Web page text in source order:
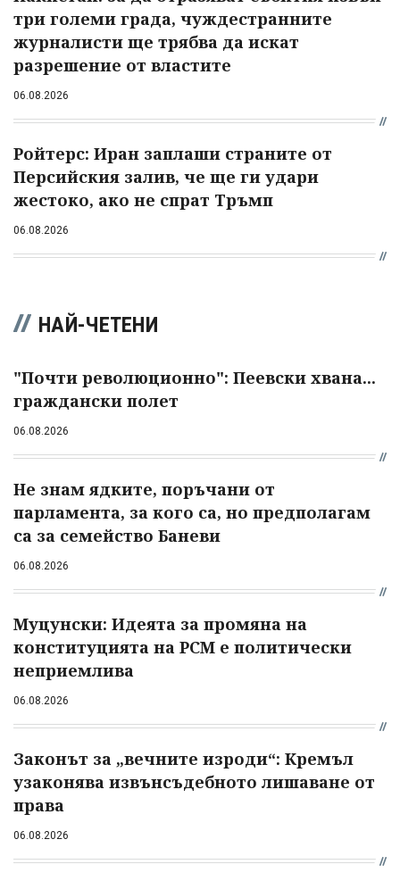
три големи града, чуждестранните
журналисти ще трябва да искат
разрешение от властите
06.08.2026
Ройтерс: Иран заплаши страните от
Персийския залив, че ще ги удари
жестоко, ако не спрат Тръмп
06.08.2026
НАЙ-ЧЕТЕНИ
"Почти революционно": Пеевски хвана...
граждански полет
06.08.2026
Не знам ядките, поръчани от
парламента, за кого са, но предполагам
са за семейство Баневи
06.08.2026
Муцунски: Идеята за промяна на
конституцията на РСМ е политически
неприемлива
06.08.2026
Законът за „вечните изроди“: Кремъл
узаконява извънсъдебното лишаване от
права
06.08.2026